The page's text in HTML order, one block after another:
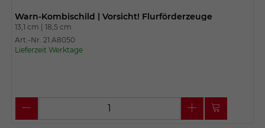
Warn-Kombischild | Vorsicht! Flurförderzeuge
13,1 cm | 18,5 cm
Art.-Nr. 21.A8050
Lieferzeit Werktage